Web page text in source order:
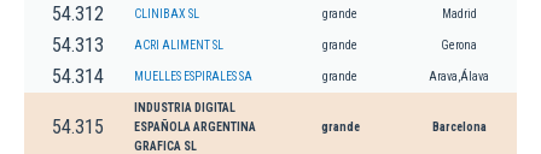
54.312 CLINIBAX SL grande Madrid
54.313 ACRI ALIMENT SL grande Gerona
54.314 MUELLES ESPIRALES SA grande Arava,Álava
54.315
INDUSTRIA DIGITAL
ESPAÑOLA ARGENTINA
GRAFICA SL
grande Barcelona